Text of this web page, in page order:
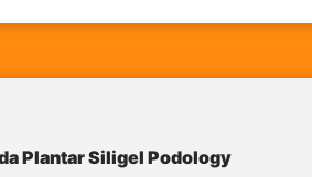
Plantar Siligel Podology